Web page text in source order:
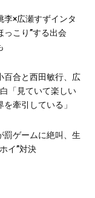
李×広瀬すずインタ
っこり”する出会
百合と西田敏行、広
「見ていて楽しい
牽引している」
罰ゲームに絶叫、生
イ”対決